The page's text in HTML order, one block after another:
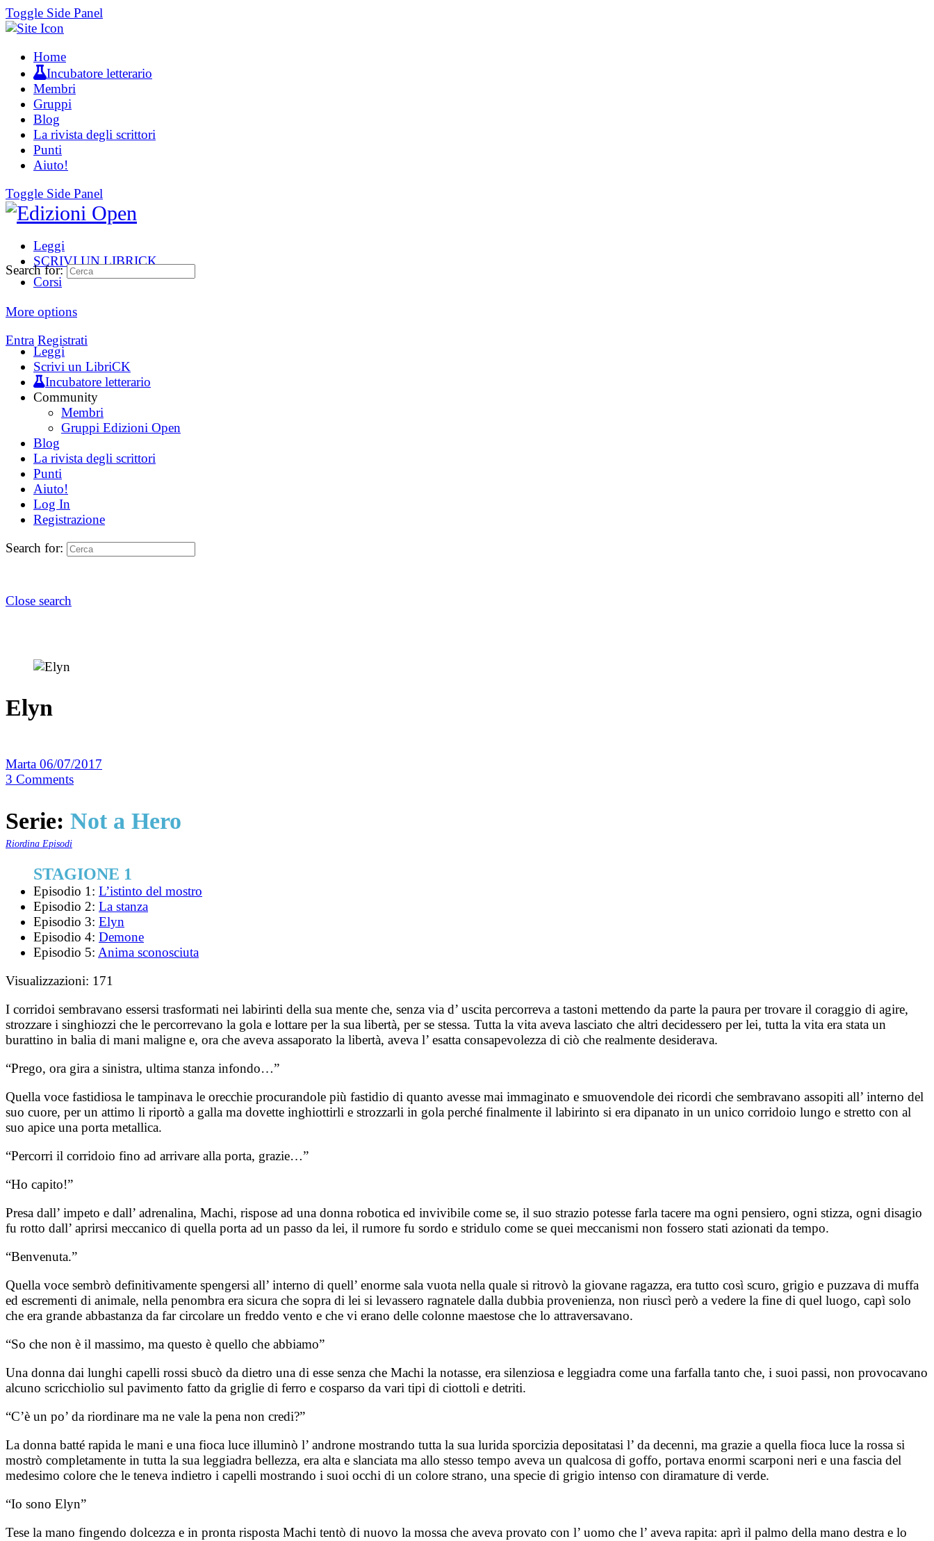
Toggle Side Panel
Home
Incubatore letterario
Membri
Gruppi
Blog
La rivista degli scrittori
Punti
Aiuto!
Toggle Side Panel
Leggi
SCRIVI UN LIBRICK
Corsi
More options
Entra Registrati
Search for:
Leggi
Scrivi un LibriCK
Incubatore letterario
Community
Membri
Gruppi Edizioni Open
Blog
La rivista degli scrittori
Punti
Aiuto!
Log In
Registrazione
Search for:
Close search
Elyn
Marta 06/07/2017
3 Comments
Serie: Not a Hero
Riordina Episodi
STAGIONE 1
Episodio 1: L’istinto del mostro
Episodio 2: La stanza
Episodio 3: Elyn
Episodio 4: Demone
Episodio 5: Anima sconosciuta
Visualizzazioni: 171
I corridoi sembravano essersi trasformati nei labirinti della sua mente che, senza via d’ uscita percorreva a tastoni mettendo da parte la paura per trovare il coraggio di agire,
strozzare i singhiozzi che le percorrevano la gola e lottare per la sua libertà, per se stessa. Tutta la vita aveva lasciato che altri decidessero per lei, tutta la vita era stata un
burattino in balia di mani maligne e, ora che aveva assaporato la libertà, aveva l’ esatta consapevolezza di ciò che realmente desiderava.
“Prego, ora gira a sinistra, ultima stanza infondo…”
Quella voce fastidiosa le tampinava le orecchie procurandole più fastidio di quanto avesse mai immaginato e smuovendole dei ricordi che sembravano assopiti all’ interno del
suo cuore, per un attimo li riportò a galla ma dovette inghiottirli e strozzarli in gola perché finalmente il labirinto si era dipanato in un unico corridoio lungo e stretto con al
suo apice una porta metallica.
“Percorri il corridoio fino ad arrivare alla porta, grazie…”
“Ho capito!”
Presa dall’ impeto e dall’ adrenalina, Machi, rispose ad una donna robotica ed invivibile come se, il suo strazio potesse farla tacere ma ogni pensiero, ogni stizza, ogni disagio
fu rotto dall’ aprirsi meccanico di quella porta ad un passo da lei, il rumore fu sordo e stridulo come se quei meccanismi non fossero stati azionati da tempo.
“Benvenuta.”
Quella voce sembrò definitivamente spengersi all’ interno di quell’ enorme sala vuota nella quale si ritrovò la giovane ragazza, era tutto così scuro, grigio e puzzava di muffa
ed escrementi di animale, nella penombra era sicura che sopra di lei si levassero ragnatele dalla dubbia provenienza, non riuscì però a vedere la fine di quel luogo, capì solo
che era grande abbastanza da far circolare un freddo vento e che vi erano delle colonne maestose che lo attraversavano.
“So che non è il massimo, ma questo è quello che abbiamo”
Una donna dai lunghi capelli rossi sbucò da dietro una di esse senza che Machi la notasse, era silenziosa e leggiadra come una farfalla tanto che, i suoi passi, non provocavano
alcuno scricchiolio sul pavimento fatto da griglie di ferro e cosparso da vari tipi di ciottoli e detriti.
“C’è un po’ da riordinare ma ne vale la pena non credi?”
La donna batté rapida le mani e una fioca luce illuminò l’ androne mostrando tutta la sua lurida sporcizia depositatasi l’ da decenni, ma grazie a quella fioca luce la rossa si
mostrò completamente in tutta la sua leggiadra bellezza, era alta e slanciata ma allo stesso tempo aveva un qualcosa di goffo, portava enormi scarponi neri e una fascia del
medesimo colore che le teneva indietro i capelli mostrando i suoi occhi di un colore strano, una specie di grigio intenso con diramature di verde.
“Io sono Elyn”
Tese la mano fingendo dolcezza e in pronta risposta Machi tentò di nuovo la mossa che aveva provato con l’ uomo che l’ aveva rapita: aprì il palmo della mano destra e lo